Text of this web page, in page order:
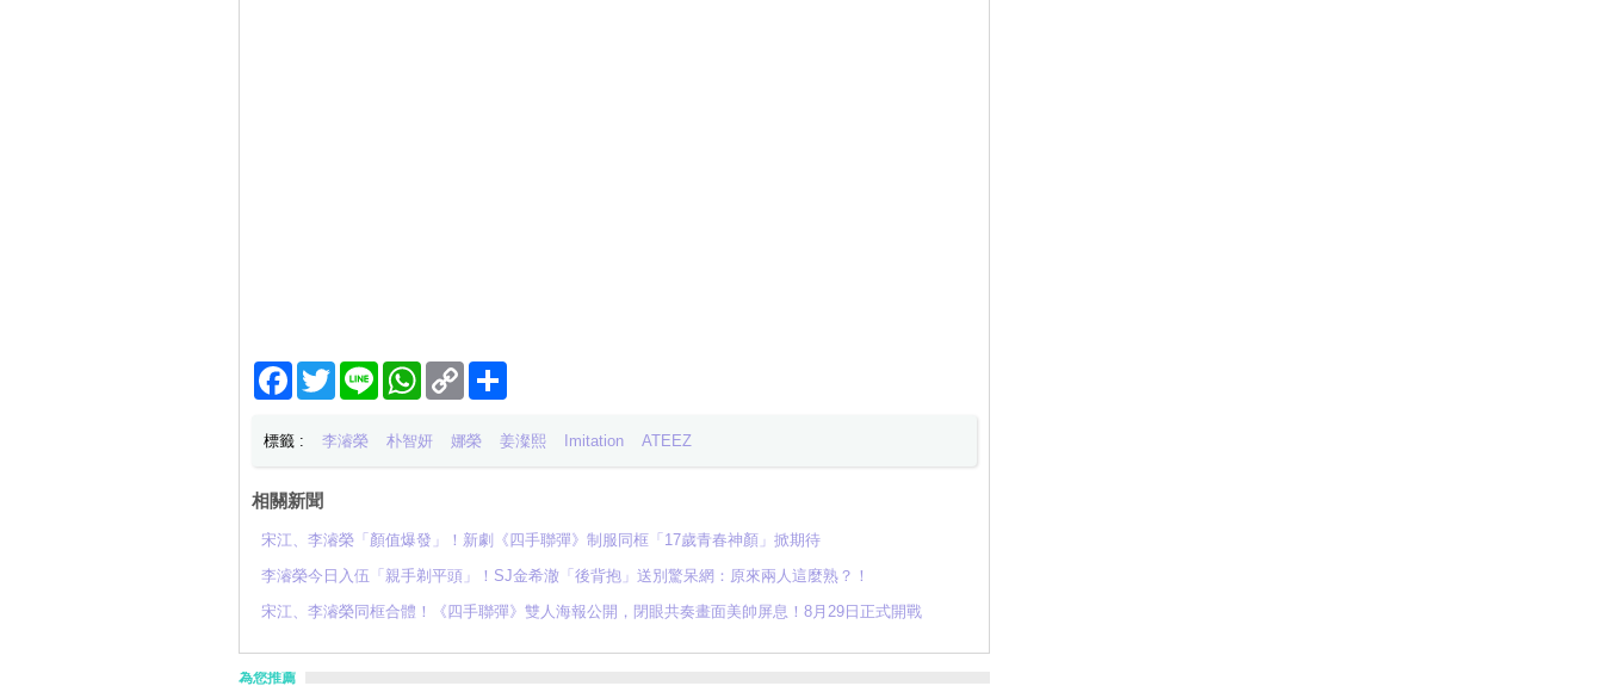
Facebook
TwitterLine WhatsApp
Copy
Link
分
標籤 : 李濬榮 朴智妍 娜榮 姜澯熙 Imitation ATEEZ
相關新聞
宋江、李濬榮「顏值爆發」！新劇《四手聯彈》制服同框「17歲青春神顏」掀期待
李濬榮今日入伍「親手剃平頭」！SJ金希澈「後背抱」送別驚呆網：原來兩人這麼熟？！
宋江、李濬榮同框合體！《四手聯彈》雙人海報公開，閉眼共奏畫面美帥屏息！8月29日正式開戰
為您推薦